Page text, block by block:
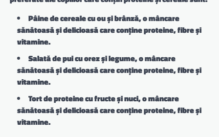
Pâine de cereale cu ou și brânză, o mâncare
sănătoasă și delicioasă care conține proteine, fibre și
vitamine.
Salată de pui cu orez și legume, o mâncare
sănătoasă și delicioasă care conține proteine, fibre și
vitamine.
Tort de proteine cu fructe și nuci, o mâncare
sănătoasă și delicioasă care conține proteine, fibre și
vitamine.